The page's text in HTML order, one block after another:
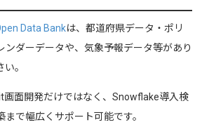
Data Bankは、都道府県データ・ポリ
ンダーデータや、気象予報データ等があり
。
面開発だけではなく、Snowflake導入検
で幅広くサポート可能です。